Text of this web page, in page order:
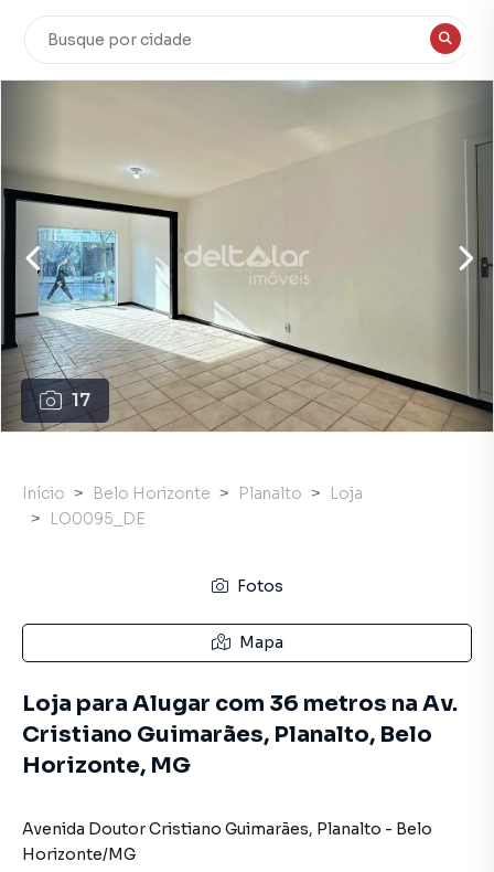
17
Início Belo Horizonte Planalto
Loja
LO0095_DE
Fotos
Mapa
Loja para Alugar com 36 metros na Av.
Cristiano Guimarães, Planalto, Belo
Horizonte, MG
Avenida Doutor Cristiano Guimarães, Planalto - Belo
Horizonte/MG